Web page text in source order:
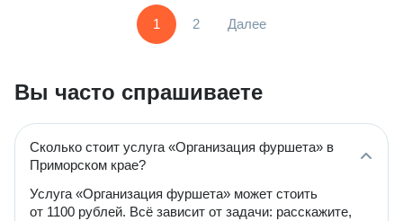
1 2 Далее
Вы часто спрашиваете
Сколько стоит услуга «Организация фуршета» в
Приморском крае?
Услуга «Организация фуршета» может стоить
от 1100 рублей. Всё зависит от задачи: расскажите,